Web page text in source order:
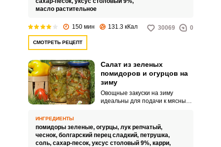
масло растительное
150 мин 131.3 кКал 30069 0
СМОТРЕТЬ РЕЦЕПТ
Салат из зеленых
помидоров и огурцов на
зиму
Овощные закуски на зиму
идеальны для подачи к мясным
вас своей легкой кислинкой и
приятным летним вкусом в
любое время года.
ИНГРЕДИЕНТЫ
помидоры зеленые, огурцы, лук репчатый,
чеснок, болгарский перец сладкий, петрушка,
соль, сахар-песок, уксус столовый 9%, карри,
Запомнить меня
ЕЩЕ НЕ ЗАРЕГИСТРИРОВАННЫ?